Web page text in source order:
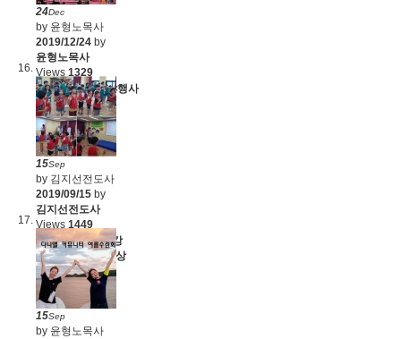
24Dec
by 윤형노목사
2019/12/24 by
윤형노목사
Views 1329
2019년 성탄전야행사
(19.12.22)
15Sep
by 김지선전도사
2019/09/15 by
김지선전도사
Views 1449
어와나 2학기 개강
(2019.09.18)+영상
15Sep
by 윤형노목사